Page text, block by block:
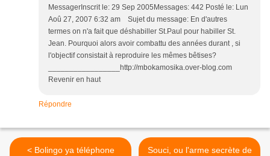
MessagerInscrit le: 29 Sep 2005Messages: 442 Posté le: Lun
Aoû 27, 2007 6:32 am Sujet du message: En d'autres
termes on n'a fait que déshabiller St.Paul pour habiller St.
Jean. Pourquoi alors avoir combattu des années durant , si
l'objectif consistait à reproduire les mêmes bêtises?
_________________http://mbokamosika.over-blog.com
Revenir en haut
Répondre
< Bolingo ya téléphone
Souci, ou l'arme secrète de